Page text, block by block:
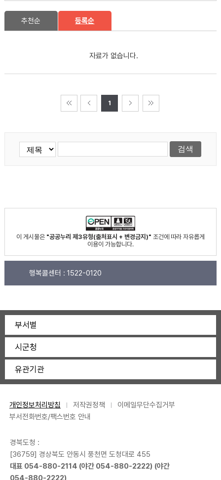
추천순 등록순
자료가 없습니다.
1
이 게시물은 "공공누리 제3유형(출처표시 + 변경금지)" 조건에 따라 자유롭게
이용이 가능합니다.
행복콜센터 : 1522-0120
부서별
시군청
유관기관
개인정보처리방침 저작권정책
이메일무단수집거부
부서전화번호/팩스번호 안내
경북도청 :
[36759] 경상북도 안동시 풍천면 도청대로 455
대표 054-880-2114 (야간 054-880-2222) (야간
054-880-2222)